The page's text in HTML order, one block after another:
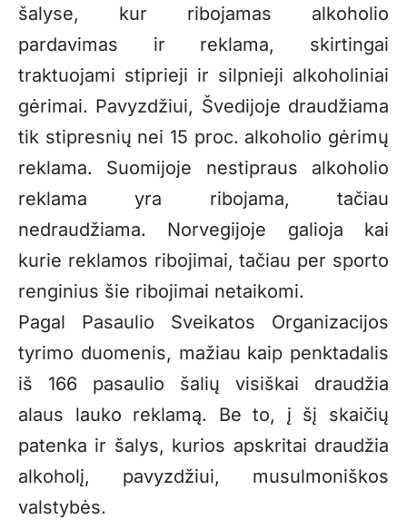
šalyse, kur ribojamas alkoholio
pardavimas ir reklama, skirtingai
traktuojami stiprieji ir silpnieji alkoholiniai
gėrimai. Pavyzdžiui, Švedijoje draudžiama
tik stipresnių nei 15 proc. alkoholio gėrimų
reklama. Suomijoje nestipraus alkoholio
reklama yra ribojama, tačiau
nedraudžiama. Norvegijoje galioja kai
kurie reklamos ribojimai, tačiau per sporto
renginius šie ribojimai netaikomi.
Pagal Pasaulio Sveikatos Organizacijos
tyrimo duomenis, mažiau kaip penktadalis
iš 166 pasaulio šalių visiškai draudžia
alaus lauko reklamą. Be to, į šį skaičių
patenka ir šalys, kurios apskritai draudžia
alkoholį, pavyzdžiui, musulmoniškos
valstybės.